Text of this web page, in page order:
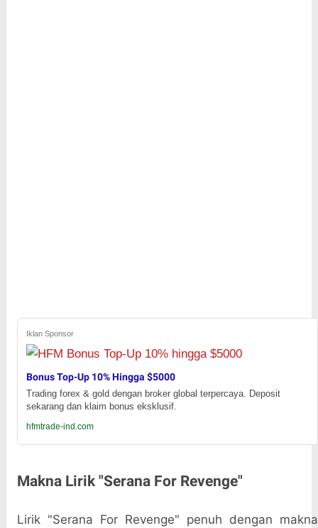
Iklan Sponsor
Bonus Top-Up 10% Hingga $5000
Trading forex & gold dengan broker global terpercaya. Deposit
sekarang dan klaim bonus eksklusif.
hfmtrade-ind.com
Makna Lirik "Serana For Revenge"
Lirik "Serana For Revenge" penuh dengan makna